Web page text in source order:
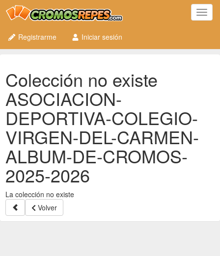
Registrarme
Iniciar sesión
Colección no existe
ASOCIACION-
DEPORTIVA-COLEGIO-
VIRGEN-DEL-CARMEN-
ALBUM-DE-CROMOS-
2025-2026
La colección no existe
Volver